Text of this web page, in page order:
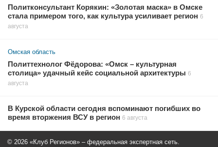
Политконсультант Корякин: «Золотая маска» в Омске
стала примером того, как культура усиливает регион 6
августа
Омская область
Политтехнолог Фёдорова: «Омск – культурная
столица» удачный кейс социальной архитектуры 6
августа
В Курской области сегодня вспоминают погибших во
время вторжения ВСУ в регион 6 августа
© 2026 «Клуб Регионов» – федеральная экспертная сеть.